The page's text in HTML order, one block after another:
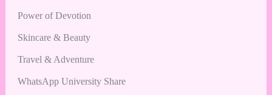
Power of Devotion
Skincare & Beauty
Travel & Adventure
WhatsApp University Share